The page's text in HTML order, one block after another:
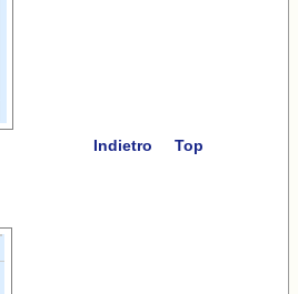
Indietro
Top